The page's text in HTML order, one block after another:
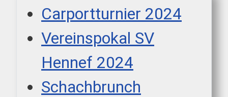
Carportturnier 2024
Vereinspokal SV
Hennef 2024
Schachbrunch